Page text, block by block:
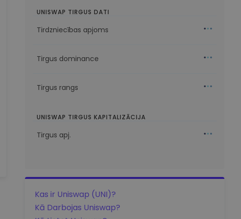
UNISWAP TIRGUS DATI
Tirdzniecības apjoms
Tirgus dominance
Tirgus rangs
UNISWAP TIRGUS KAPITALIZĀCIJA
Tirgus apj.
Kas ir Uniswap (UNI)?
Kā Darbojas Uniswap?